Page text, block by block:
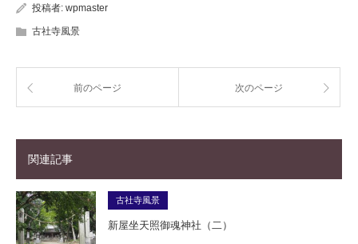
投稿者: wpmaster
古社寺風景
前のページ 次のページ
関連記事
古社寺風景
新屋坐天照御魂神社（二）